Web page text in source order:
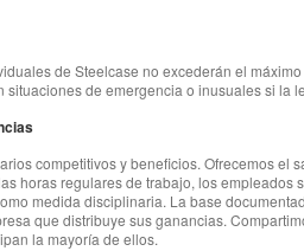
de Steelcase no excederán el
de emergencia o inusuales si
competitivos y beneficios. Ofrecemos
horas regulares de trabajo, los
medida disciplinaria. La base
que distribuye sus ganancias.
la mayoría de ellos.